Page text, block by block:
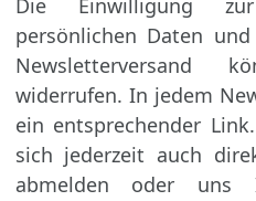
persönlichen Daten
Newsletterversand
widerrufen. In jedem
ein entsprechender
sich jederzeit auch
abmelden oder uns